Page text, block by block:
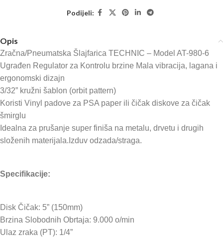
Podijeli:
Opis
Zračna/Pneumatska Šlajfarica TECHNIC – Model AT-980-6
Ugrađen Regulator za Kontrolu brzine Mala vibracija, lagana i
ergonomski dizajn
3/32” kružni šablon (orbit pattern)
Koristi Vinyl padove za PSA paper ili čičak diskove za čičak
šmirglu
Idealna za prušanje super finiša na metalu, drvetu i drugih
složenih materijala.Izduv odzada/straga.
Specifikacije:
Disk Čičak: 5” (150mm)
Brzina Slobodnih Obrtaja: 9.000 o/min
Ulaz zraka (PT): 1/4”